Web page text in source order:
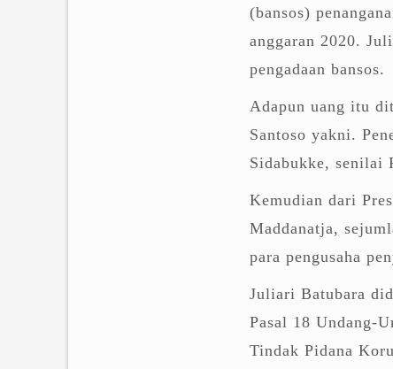
(bansos)
anggaran 2020.
pengadaan bansos.
Adapun uang itu
Santoso yakni.
Sidabukke, senilai
Kemudian dari
Maddanatja,
para pengusaha
Juliari Batubara
Pasal 18 Undang-
Tindak Pidana